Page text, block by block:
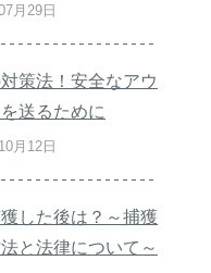
月29日
策法！安全なアウ
送るために
月12日
した後は？～捕獲
と法律について～